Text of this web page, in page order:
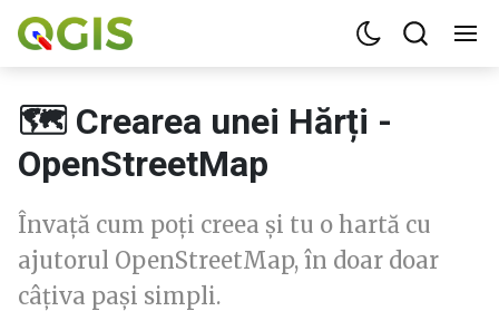
🗺️ Crearea unei Hărți -
OpenStreetMap
Învață cum poți creea și tu o hartă cu
ajutorul OpenStreetMap, în doar doar
câțiva pași simpli.